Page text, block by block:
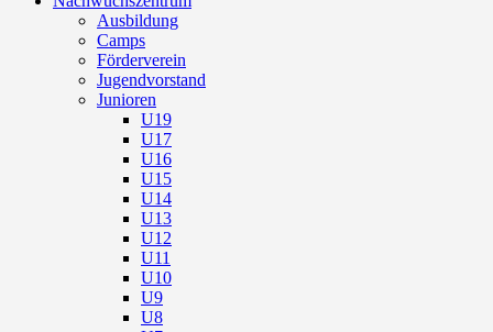
Ausbildung
Camps
Förderverein
Jugendvorstand
Junioren
U19
U17
U16
U15
U14
U13
U12
U11
U10
U9
U8